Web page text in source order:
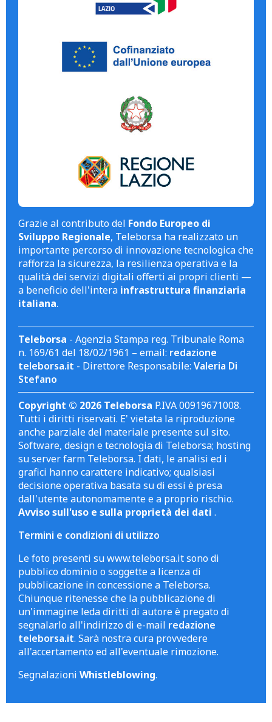
Grazie al contributo del Fondo Europeo di
Sviluppo Regionale, Teleborsa ha realizzato un
importante percorso di innovazione tecnologica che
rafforza la sicurezza, la resilienza operativa e la
qualità dei servizi digitali offerti ai propri clienti —
a beneficio dell'intera infrastruttura finanziaria
italiana.
Teleborsa - Agenzia Stampa reg. Tribunale Roma
n. 169/61 del 18/02/1961 – email: redazione
teleborsa.it - Direttore Responsabile: Valeria Di
Stefano
Copyright © 2026 Teleborsa P.IVA 00919671008.
Tutti i diritti riservati. E' vietata la riproduzione
anche parziale del materiale presente sul sito.
Software, design e tecnologia di Teleborsa; hosting
su server farm Teleborsa. I dati, le analisi ed i
grafici hanno carattere indicativo; qualsiasi
decisione operativa basata su di essi è presa
dall'utente autonomamente e a proprio rischio.
Avviso sull'uso e sulla proprietà dei dati .
Termini e condizioni di utilizzo
Le foto presenti su www.teleborsa.it sono di
pubblico dominio o soggette a licenza di
pubblicazione in concessione a Teleborsa.
Chiunque ritenesse che la pubblicazione di
un'immagine leda diritti di autore è pregato di
segnalarlo all'indirizzo di e-mail redazione
teleborsa.it. Sarà nostra cura provvedere
all'accertamento ed all'eventuale rimozione.
Segnalazioni Whistleblowing.